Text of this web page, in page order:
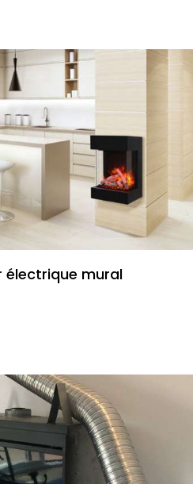
électrique mural